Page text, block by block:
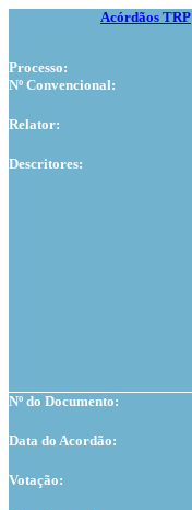
Acórdãos TRP
Processo:
Nº Convencional:
Relator:
Descritores:
Nº do Documento:
Data do Acordão:
Votação: